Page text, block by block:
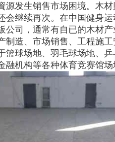
源发生销售市场困境。木
会继续再次。在中国健身
公司，通常有自已的木材
制造、市场销售、工程施
篮球场地、羽毛球场地、
机构等各种体育竞赛馆场